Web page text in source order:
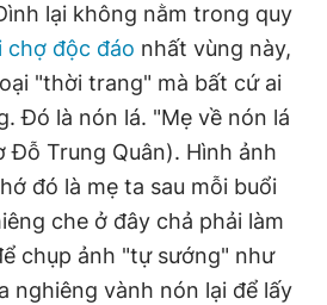
lại không nằm trong quy
chợ độc đáo nhất vùng này,
"thời trang" mà bất cứ ai
Đó là nón lá. "Mẹ về nón lá
Đỗ Trung Quân). Hình ảnh
đó là mẹ ta sau mỗi buổi
che ở đây chả phải làm
chụp ảnh "tự sướng" như
nghiêng vành nón lại để lấy